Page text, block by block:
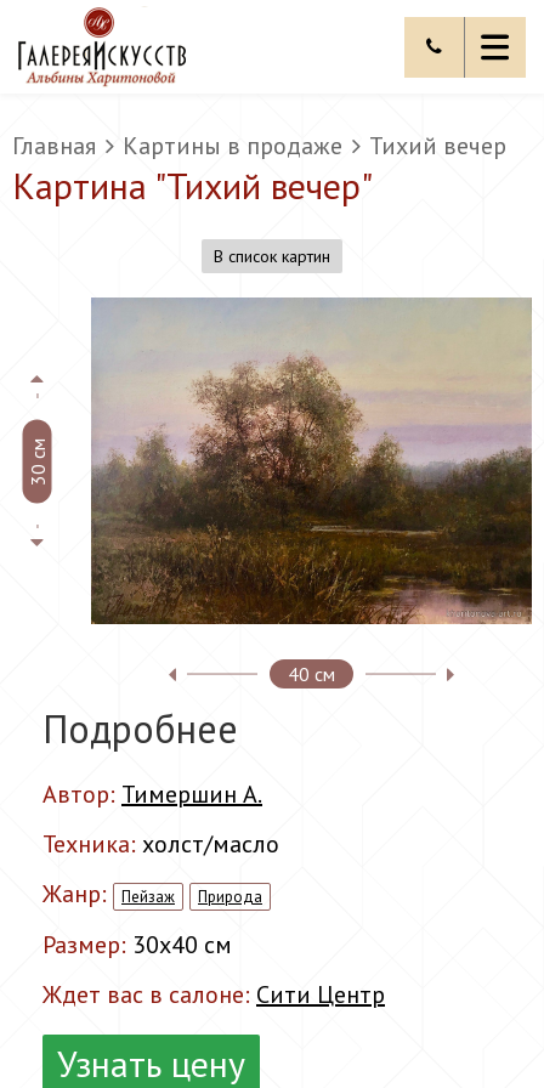
Главная Картины в продаже Тихий вечер
Картина "Тихий вечер"
В список картин
40 см
30 см
Подробнее
Автор: Тимершин А.
Техника: холст/масло
Жанр:
Пейзаж Природа
Размер: 30x40 см
Ждет вас в салоне: Сити Центр
Узнать цену